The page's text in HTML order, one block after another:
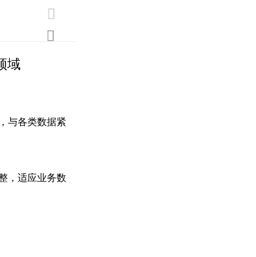


域
与各类数据紧
，适应业务数